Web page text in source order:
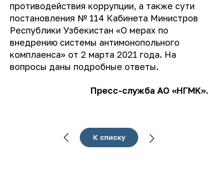
противодействия коррупции, а также сути
постановления № 114 Кабинета Министров
Республики Узбекистан «О мерах по
внедрению системы антимонопольного
комплаенса» от 2 марта 2021 года. На
вопросы даны подробные ответы.
Пресс-служба АО «НГМК».
К списку